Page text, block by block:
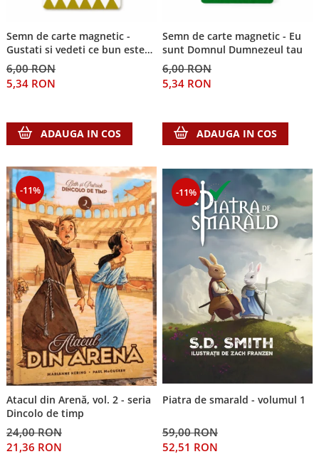
Semn de carte magnetic -
Gustati si vedeti ce bun este
Domnul!
6,00 RON
5,34 RON
ADAUGA IN COS
Semn de carte magnetic - Eu
sunt Domnul Dumnezeul tau
6,00 RON
5,34 RON
ADAUGA IN COS
-11%
Atacul din Arenă, vol. 2 - seria
Dincolo de timp
24,00 RON
21,36 RON
-11%
Piatra de smarald - volumul 1
59,00 RON
52,51 RON